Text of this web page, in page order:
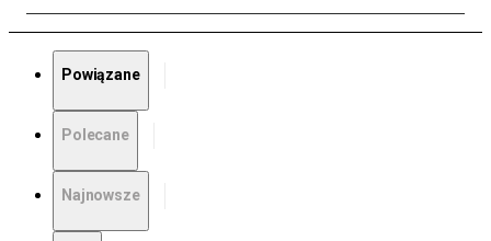
Powiązane
Polecane
Najnowsze